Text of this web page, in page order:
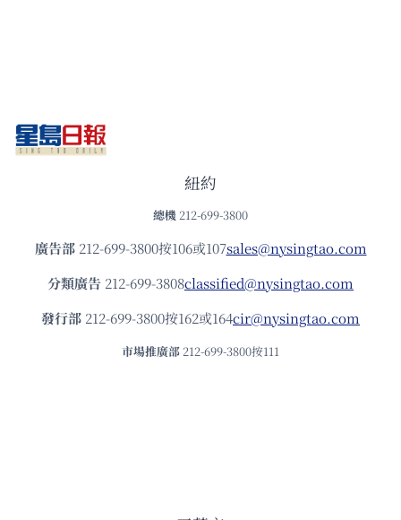
紐約
總機 212-699-3800
廣告部212-699-3800按106或107sales@nysingtao.com
分類廣告 212-699-3808classified@nysingtao.com
發⾏部 212-699-3800按162或164cir@nysingtao.com
市場推廣部 212-699-3800按111